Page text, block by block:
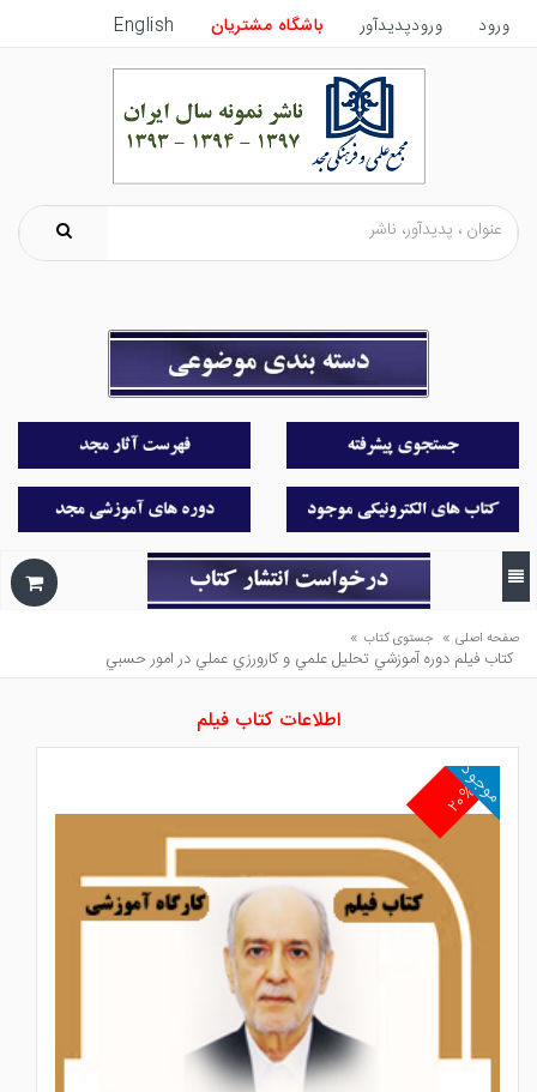
ورود ورودپدیدآور باشگاه مشتریان English
صفحه اصلی » جستوی کتاب »
كتاب فيلم دوره آموزشي تحليل علمي و كارورزي عملي در امور حسبي
اطلاعات کتاب فیلم
۲۰%
موجود